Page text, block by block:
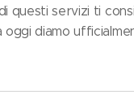
questi servizi ti
diamo